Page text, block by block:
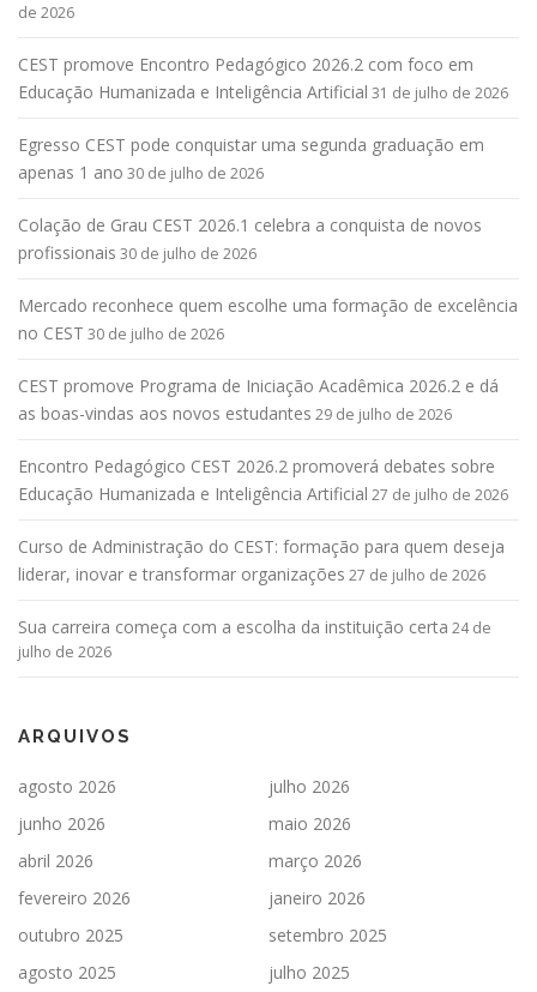
de 2026
CEST promove Encontro Pedagógico 2026.2 com foco em
Educação Humanizada e Inteligência Artificial 31 de julho de 2026
Egresso CEST pode conquistar uma segunda graduação em
apenas 1 ano 30 de julho de 2026
Colação de Grau CEST 2026.1 celebra a conquista de novos
profissionais 30 de julho de 2026
Mercado reconhece quem escolhe uma formação de excelência
no CEST 30 de julho de 2026
CEST promove Programa de Iniciação Acadêmica 2026.2 e dá
as boas-vindas aos novos estudantes 29 de julho de 2026
Encontro Pedagógico CEST 2026.2 promoverá debates sobre
Educação Humanizada e Inteligência Artificial 27 de julho de 2026
Curso de Administração do CEST: formação para quem deseja
liderar, inovar e transformar organizações 27 de julho de 2026
Sua carreira começa com a escolha da instituição certa 24 de
julho de 2026
ARQUIVOS
agosto 2026
julho 2026
junho 2026
maio 2026
abril 2026
março 2026
fevereiro 2026
janeiro 2026
outubro 2025
setembro 2025
agosto 2025
julho 2025